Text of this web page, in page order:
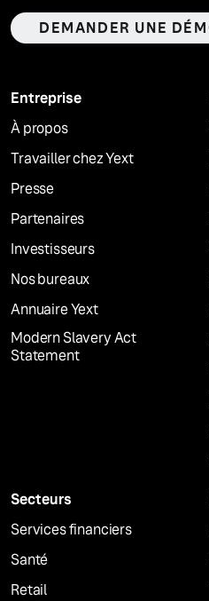
DEMANDER UNE
Entreprise
À propos
Travailler chez Yext
Presse
Partenaires
Investisseurs
Nos bureaux
Annuaire Yext
Modern Slavery Act
Statement
Secteurs
Services financiers
Santé
Retail